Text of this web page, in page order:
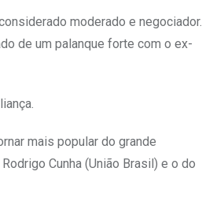
moderado e negociador.
de um palanque forte com o ex-
mais popular do grande
Cunha (União Brasil) e o do